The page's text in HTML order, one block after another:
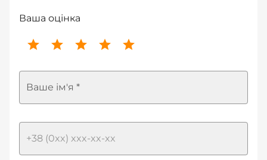
Ваша оцінка
Ваше ім'я *